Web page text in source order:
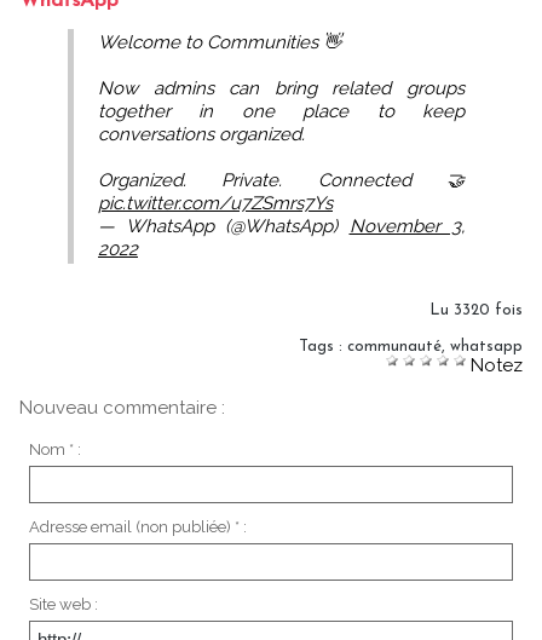
Welcome to Communities 👋
Now admins can bring related groups
together in one place to keep
conversations organized.
Organized. Private. Connected 🤝
pic.twitter.com/u7ZSmrs7Ys
— WhatsApp (@WhatsApp) November 3,
2022
Lu 3320 fois
Tags : communauté whatsapp
Notez
Nouveau commentaire :
Nom * :
Adresse email (non publiée) * :
Site web :